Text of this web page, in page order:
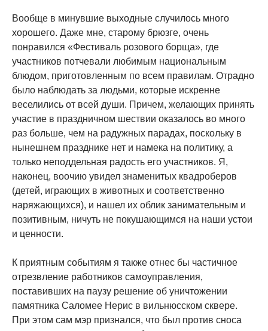
Вообще в минувшие выходные случилось много
хорошего. Даже мне, старому брюзге, очень
понравился «Фестиваль розового борща», где
участников потчевали любимым национальным
блюдом, приготовленным по всем правилам. Отрадно
было наблюдать за людьми, которые искренне
веселились от всей души. Причем, желающих принять
участие в праздничном шествии оказалось во много
раз больше, чем на радужных парадах, поскольку в
нынешнем празднике нет и намека на политику, а
только неподдельная радость его участников. Я,
наконец, воочию увидел знаменитых квадроберов
(детей, играющих в животных и соответственно
наряжающихся), и нашел их облик занимательным и
позитивным, ничуть не покушающимся на наши устои
и ценности.
К приятным событиям я также отнес бы частичное
отрезвление работников самоуправления,
поставивших на паузу решение об уничтожении
памятника Саломее Нерис в вильнюсском сквере.
При этом сам мэр признался, что был против сноса